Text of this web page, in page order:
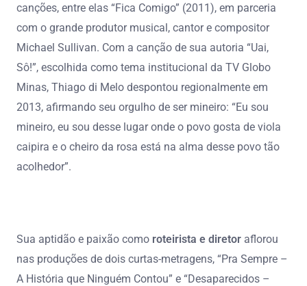
canções, entre elas “Fica Comigo” (2011), em parceria
com o grande produtor musical, cantor e compositor
Michael Sullivan. Com a canção de sua autoria “Uai,
Sô!”, escolhida como tema institucional da TV Globo
Minas, Thiago di Melo despontou regionalmente em
2013, afirmando seu orgulho de ser mineiro: “Eu sou
mineiro, eu sou desse lugar onde o povo gosta de viola
caipira e o cheiro da rosa está na alma desse povo tão
acolhedor”.
Sua aptidão e paixão como roteirista e diretor aflorou
nas produções de dois curtas-metragens, “Pra Sempre –
A História que Ninguém Contou” e “Desaparecidos –